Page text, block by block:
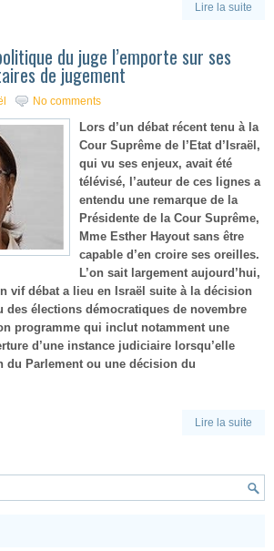
Lire la suite
du juge l’emporte sur ses
de jugement
No comments
Lors d’un débat récent tenu à la
Cour Suprême de l’Etat d’Israël,
qui vu ses enjeux, avait été
télévisé, l’auteur de ces lignes a
entendu une remarque de la
Présidente de la Cour Suprême,
Mme Esther Hayout sans être
capable d’en croire ses oreilles.
L’on sait largement aujourd’hui,
vif débat a lieu en Israël suite à la décision
des élections démocratiques de novembre
programme qui inclut notamment une
d’une instance judiciaire lorsqu’elle
du Parlement ou une décision du
Lire la suite